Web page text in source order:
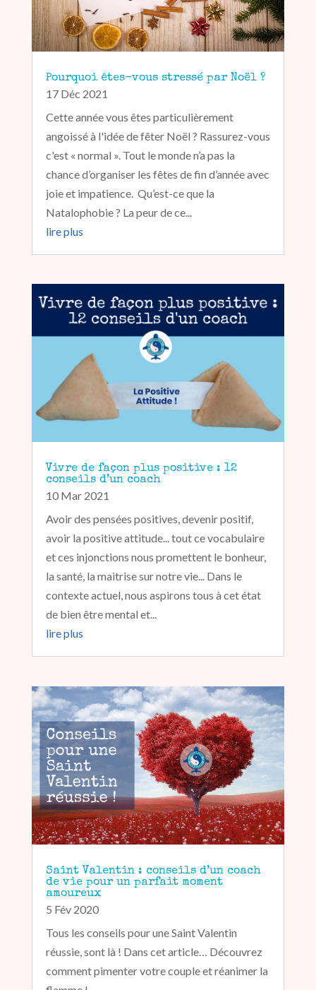
Pourquoi êtes-vous stressé par Noël ?
17 Déc 2021
Cette année vous êtes particulièrement
angoissé à l'idée de fêter Noël ? Rassurez-vous
c'est « normal ». Tout le monde n’a pas la
chance d’organiser les fêtes de fin d’année avec
joie et impatience. Qu’est-ce que la
Natalophobie ? La peur de ce...
lire plus
Vivre de façon plus positive : 12
conseils d’un coach
10 Mar 2021
Avoir des pensées positives, devenir positif,
avoir la positive attitude... tout ce vocabulaire
et ces injonctions nous promettent le bonheur,
la santé, la maitrise sur notre vie... Dans le
contexte actuel, nous aspirons tous à cet état
de bien être mental et...
lire plus
Saint Valentin : conseils d’un coach
de vie pour un parfait moment
amoureux
5 Fév 2020
Tous les conseils pour une Saint Valentin
réussie, sont là ! Dans cet article… Découvrez
comment pimenter votre couple et réanimer la